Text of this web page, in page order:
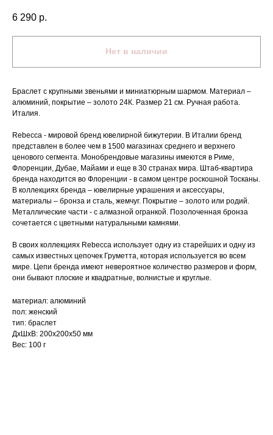
6 290 р.
Нет в наличии
Браслет с крупными звеньями и миниатюрным шармом. Материал –
алюминий, покрытие – золото 24К. Размер 21 см. Ручная работа.
Италия.
Rebecca - мировой бренд ювелирной бижутерии. В Италии бренд
представлен в более чем в 1500 магазинах среднего и верхнего
ценового сегмента. Монобрендовые магазины имеются в Риме,
Флоренции, Дубае, Майами и еще в 30 странах мира. Штаб-квартира
бренда находится во Флоренции - в самом центре роскошной Тосканы.
В коллекциях бренда – ювелирные украшения и аксессуары,
материалы – бронза и сталь, жемчуг. Покрытие – золото или родий.
Металлические части - с алмазной огранкой. Позолоченная бронза
сочетается с цветными натуральными камнями.
В своих коллекциях Rebecca использует одну из старейших и одну из
самых известных цепочек Груметта, которая используется во всем
мире. Цепи бренда имеют невероятное количество размеров и форм,
они бывают плоские и квадратные, волнистые и круглые.
материал: алюминий
пол: женский
тип: браслет
ДxШxВ: 200x200x50 мм
Вес: 100 г